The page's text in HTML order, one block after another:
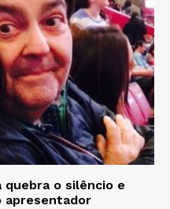
quebra o silêncio e
apresentador